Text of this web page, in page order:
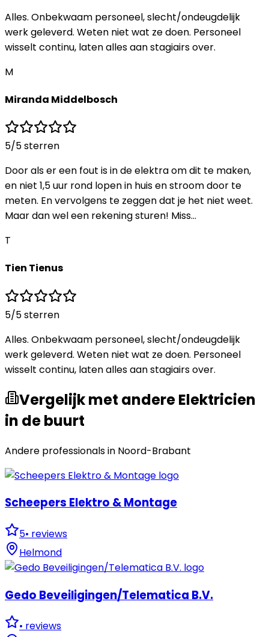
Alles. Onbekwaam personeel, slecht/ondeugdelijk
werk geleverd. Weten niet wat ze doen. Personeel
wisselt continu, laten alles aan stagiairs over.
M
Miranda Middelbosch
5/5 sterren
Door als er een fout is in de elektra om dit te maken,
en niet 1,5 uur rond lopen in huis en stroom door te
meten. En vervolgens te zeggen dat je het niet weet.
Maar dan wel een rekening sturen! Miss…
T
Tien Tienus
5/5 sterren
Alles. Onbekwaam personeel, slecht/ondeugdelijk
werk geleverd. Weten niet wat ze doen. Personeel
wisselt continu, laten alles aan stagiairs over.
Vergelijk met andere Elektricien
in de buurt
Andere professionals in Noord-Brabant
Scheepers Elektro & Montage
5• reviews
Helmond
Gedo Beveiligingen/Telematica B.V.
• reviews